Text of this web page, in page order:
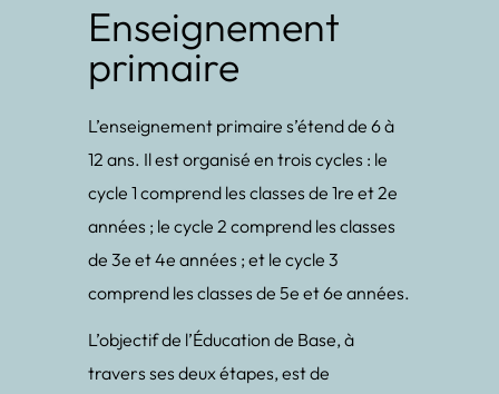
Enseignement
primaire
L’enseignement primaire s’étend de 6 à
12 ans. Il est organisé en trois cycles : le
cycle 1 comprend les classes de 1re et 2e
années ; le cycle 2 comprend les classes
de 3e et 4e années ; et le cycle 3
comprend les classes de 5e et 6e années.
L’objectif de l’Éducation de Base, à
travers ses deux étapes, est de